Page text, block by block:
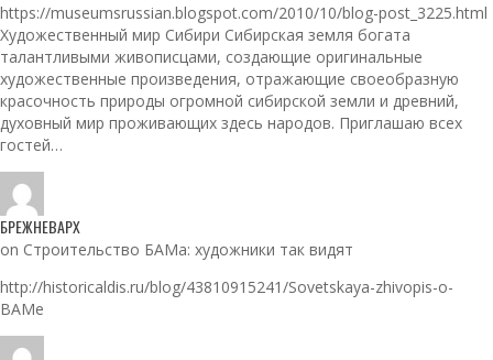
https://museumsrussian.blogspot.com/2010/10/blog-post_3225.html
Художественный мир Сибири Сибирская земля богата
талантливыми живописцами, создающие оригинальные
художественные произведения, отражающие своеобразную
красочность природы огромной сибирской земли и древний,
духовный мир проживающих здесь народов. Приглашаю всех
гостей…
БРЕЖНЕВАРХ
on Строительство БАМа: художники так видят
http://historicaldis.ru/blog/43810915241/Sovetskaya-zhivopis-o-
BAMe